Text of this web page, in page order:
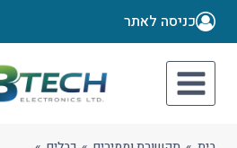
Skip
כניסה לאתר